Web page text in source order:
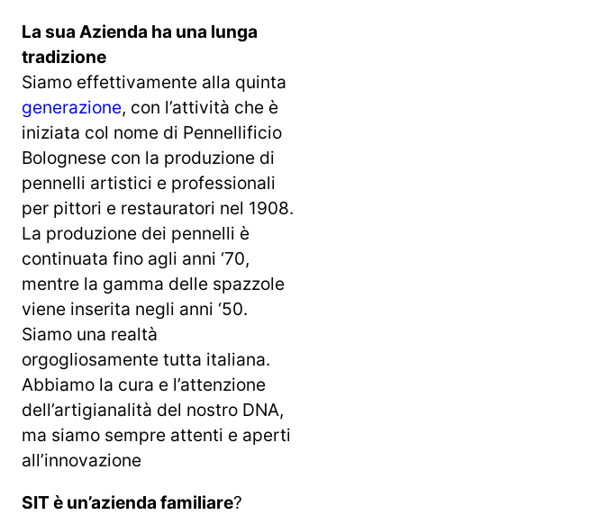
La sua Azienda ha una lunga
tradizione
Siamo effettivamente alla quinta
generazione, con l’attività che è
iniziata col nome di Pennellificio
Bolognese con la produzione di
pennelli artistici e professionali
per pittori e restauratori nel 1908.
La produzione dei pennelli è
continuata fino agli anni ‘70,
mentre la gamma delle spazzole
viene inserita negli anni ‘50.
Siamo una realtà
orgogliosamente tutta italiana.
Abbiamo la cura e l’attenzione
dell’artigianalità del nostro DNA,
ma siamo sempre attenti e aperti
all’innovazione
SIT è un’azienda familiare?